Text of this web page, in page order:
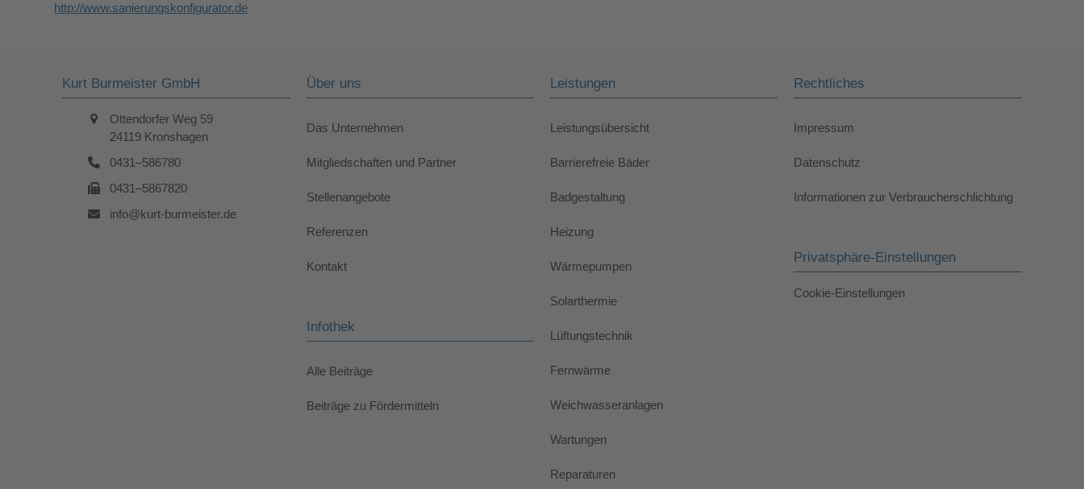
http://www.sanierungskonfigurator.de
Kurt Burmeister GmbH
Ottendorfer Weg 59
24119 Kronshagen
0431–586780
0431–5867820
info@kurt-burmeister.de
Über uns
Das Unternehmen
Mitgliedschaften und Partner
Stellenangebote
Referenzen
Kontakt
Infothek
Alle Beiträge
Beiträge zu Fördermitteln
Leistungen
Leistungsübersicht
Barrierefreie Bäder
Badgestaltung
Heizung
Wärmepumpen
Solarthermie
Lüftungstechnik
Fernwärme
Weichwasseranlagen
Wartungen
Reparaturen
Rechtliches
Impressum
Datenschutz
Informationen zur Verbraucherschlichtung
Privatsphäre-Einstellungen
Cookie-Einstellungen